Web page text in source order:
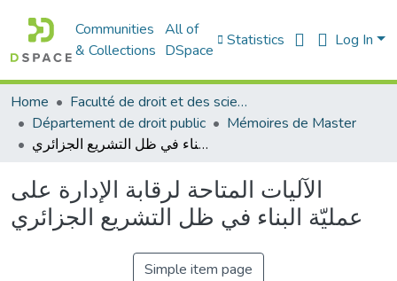
Communities
& Collections
All of
DSpace
Statistics Log In
Home
Faculté de droit et des sciences politiques
Département de droit public
Mémoires de Master
الآلیات المتاحة لرقابة الإدارة على عملیّة البناء في ظل التشريع الجزائري
الآلیات المتاحة لرقابة الإدارة على
عملیّة البناء في ظل التشريع الجزائري
Simple item page